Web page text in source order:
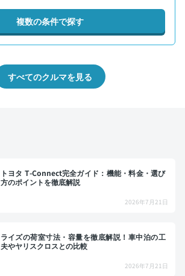
複数の条件で探す
すべてのクルマを見る
トヨタ T-Connect完全ガイド：機能・料金・選び
方のポイントを徹底解説
2026年7月21日
ライズの荷室寸法・容量を徹底解説！車中泊の工
夫やヤリスクロスとの比較
2026年7月21日